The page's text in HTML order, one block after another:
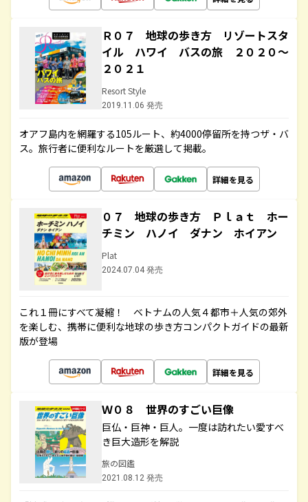
Ｒ０７ 地球の歩き方 リゾートスタ
イル ハワイ バスの旅 ２０２０～
２０２１
Resort Style
2019.11.06 発売
オアフ島内を網羅する105ルート、約4000停留所を持つザ・バ
ス。旅行者に便利なルートを厳選して掲載。
詳細を見る
０７ 地球の歩き方 Ｐｌａｔ ホー
チミン ハノイ ダナン ホイアン
Plat
2024.07.04 発売
これ１冊にすべて凝縮！ ベトナムの人気４都市＋人気の郊外
を楽しむ、携帯に便利な地球の歩き方コンパクトガイドの最新
版が登場
詳細を見る
Ｗ０８ 世界のすごい巨像
巨仏・巨神・巨人。一度は訪れたい愛すべ
き巨大造形を解説
旅の図鑑
2021.08.12 発売